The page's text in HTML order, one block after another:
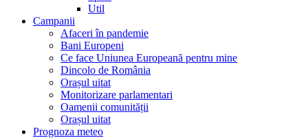
Util
Campanii
Afaceri în pandemie
Bani Europeni
Ce face Uniunea Europeană pentru mine
Dincolo de România
Orașul uitat
Monitorizare parlamentari
Oamenii comunității
Orașul uitat
Prognoza meteo